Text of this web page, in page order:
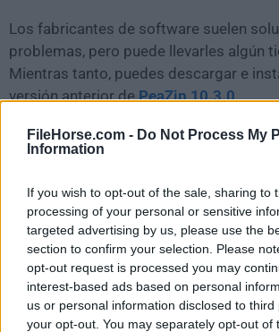
FileHorse.com - Do Not Process My
Information
If you wish to opt-out of the sale, sharing to
processing of your personal or sensitive
targeted advertising by us, please use the
section to confirm your selection. Please
opt-out request is processed you may
interest-based ads based on personal
us or personal information disclosed to
your opt-out. You may separately opt-out of
Los fabricantes de software suelen
problemas, pero puede llevarles algún
Mientras tanto, puedes descargar e
versión anterior dePeaZip 10.3.0.
Para aquellos interesados en descargar
simplemente haz
clic aquí
Todas las versiones antiguas
sitio web son completamente libres de
disponibles para su descarga sin costo
Nos encantaría saber de ti